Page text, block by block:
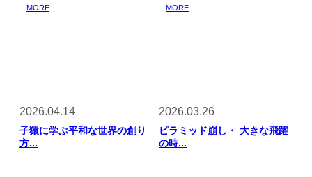
MORE MORE
2026.04.14
子猿に学ぶ平和な世界の創り
方...
2026.03.26
ピラミッド崩し・ 大きな飛躍
の時...